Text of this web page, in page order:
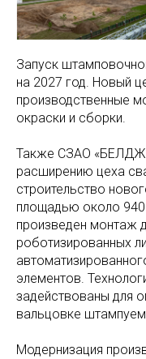
Запуск
на 2027 год. Новый
производственные
окраски и сборки.
Также СЗАО
расширению цеха
строительство
площадью около
произведен монтаж
роботизированных
элементов.
задействованы для
вальцовке
Модернизация